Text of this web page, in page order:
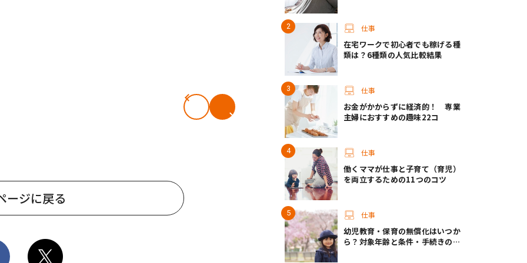
ージに戻る
仕事
在宅ワークで初心者でも稼げる種
類は？6種類の人気比較結果
仕事
お金がかからずに経済的！ 専業
主婦におすすめの趣味22コ
仕事
働くママが仕事と子育て（育児）
を両立するための11つのコツ
仕事
幼児教育・保育の無償化はいつか
ら？対象年齢と条件・手続きの方